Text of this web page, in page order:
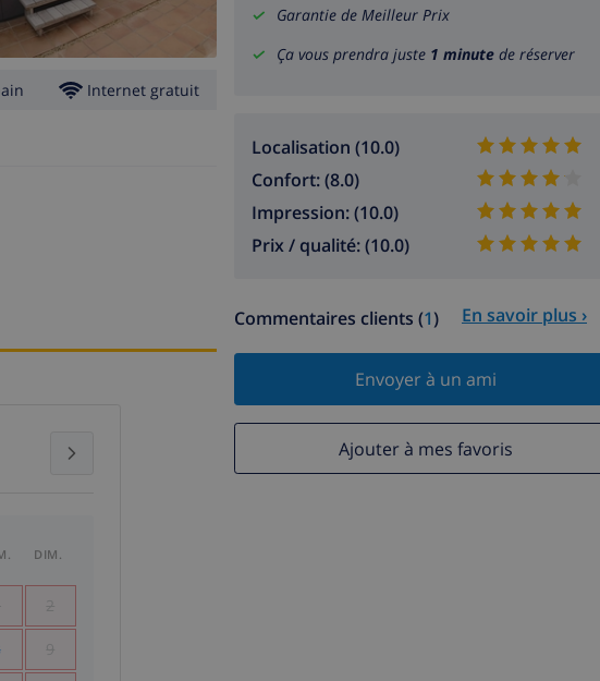
Garantie de Meilleur Prix
Ça vous prendra juste 1 minute de réserver
Localisation (10.0)
Confort: (8.0)
Impression: (10.0)
Prix / qualité: (10.0)
Commentaires clients (1) En savoir plus ›
Envoyer à un ami
Ajouter à mes favoris
Internet gratuit
DIM.
2
9